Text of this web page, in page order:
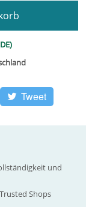
Tweet
und
Shops